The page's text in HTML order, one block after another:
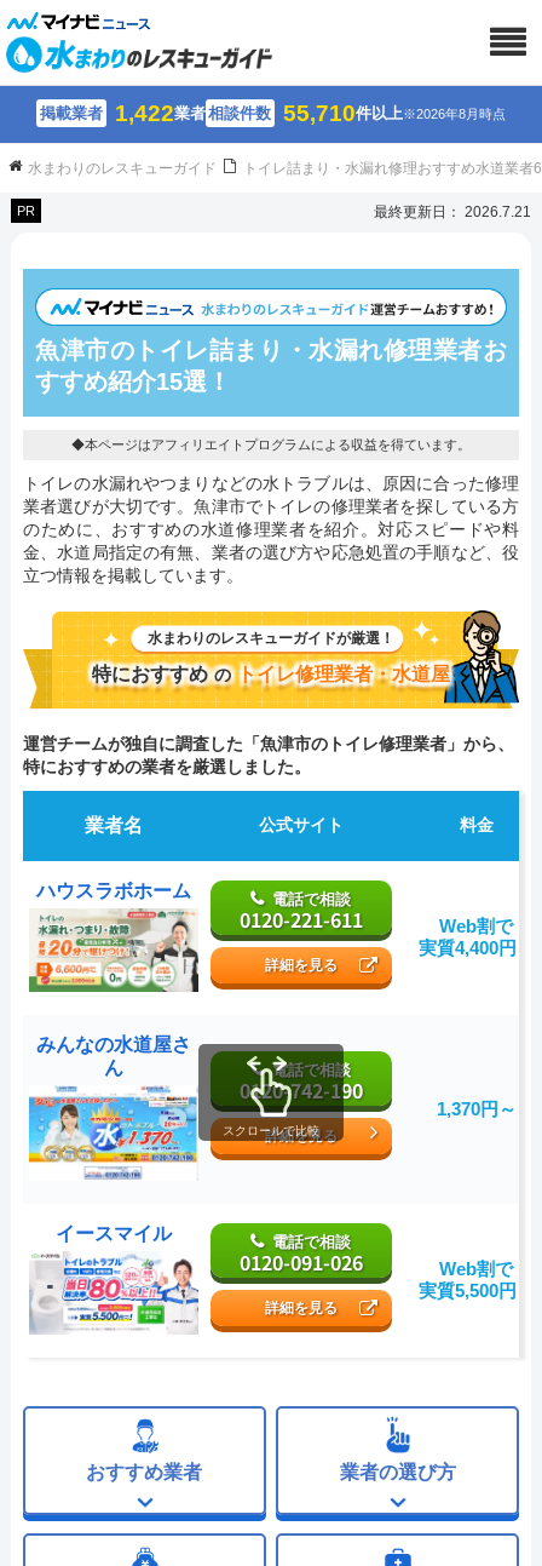
掲載業者 1,422業者相談件数 55,710件以上※2026年8月時点
水まわりのレスキューガイド トイレ詰まり・水漏れ修理おすすめ水道業
PR 最終更新日： 2026.7.21
魚津市のトイレ詰まり・水漏れ修理業者お
すすめ紹介15選！
◆本ページはアフィリエイトプログラムによる収益を得ています。
トイレの水漏れやつまりなどの水トラブルは、原因に合った修理
業者選びが大切です。魚津市でトイレの修理業者を探している方
のために、おすすめの水道修理業者を紹介。対応スピードや料
金、水道局指定の有無、業者の選び方や応急処置の手順など、役
立つ情報を掲載しています。
水まわりのレスキューガイドが厳選！
特におすすめ の トイレ修理業者・水道屋
運営チームが独自に調査した「魚津市のトイレ修理業者」から、
特におすすめの業者を厳選しました。
業者名 公式サイト 料金
ハウスラボホーム 電話で相談
0120-221-611
詳細を見る
Web割で
実質4,400円～
みんなの水道屋さ
ん
電話で相談
0120-742-190
詳細を見る
1,370円～
イースマイル 電話で相談
0120-091-026
詳細を見る
Web割で
実質5,500円～
スクロールで比較
おすすめ業者 業者の選び方